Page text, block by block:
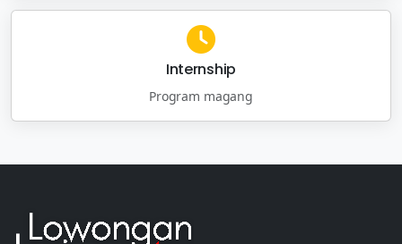
Internship
Program magang